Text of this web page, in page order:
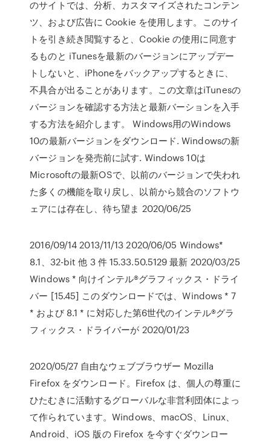
のサイトでは、分析、カスタマイズされたコンテン
ツ、および広告に Cookie を使用します。このサイ
トを引き続き閲覧すると、Cookie の使用に同意す
るものと iTunesを最新のバージョンにアップデー
トしないと、iPhoneをバックアップするときに、
不具合が出ることがあります。この文章はiTunesの
バージョンを確認する方法と最新バーションを入手
する方法を紹介します。 Windows用のWindows
10の最新バージョンをダウンロード. Windowsの新
バージョンを発売前に試す. Windows 10は
Microsoftの最新OSで、以前のバージョンで失われ
た多くの機能を取り戻し、以前から競合のソフトウ
ェアには存在し、待ち望ま 2020/06/25
2016/09/14 2013/11/13 2020/06/05 Windows*
8.1、32-bit 他 3 件 15.33.50.5129 最新 2020/03/25
Windows * 向けインテル®グラフィックス・ドライ
バー [15.45] このダウンロードでは、Windows * 7
* および 8.1 * に対応した第6世代のインテル®グラ
フィックス・ドライバーが 2020/01/23
2020/05/27 自由なウェブブラウザー Mozilla
Firefox をダウンロード。Firefox は、個人の尊重に
ひたむきに活動するグローバルな非営利団体によっ
て作られています。Windows、macOS、Linux、
Android、iOS 版の Firefox を今すぐダウンロー